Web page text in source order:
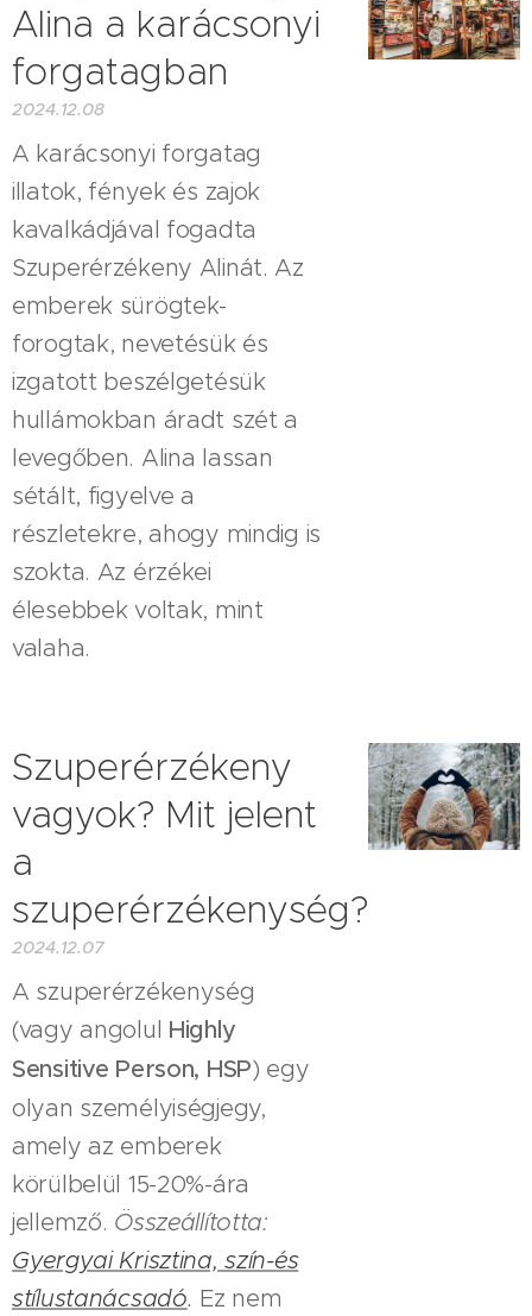
Alina a karácsonyi
forgatagban
2024.12.08
A karácsonyi forgatag
illatok, fények és zajok
kavalkádjával fogadta
Szuperérzékeny Alinát. Az
emberek sürögtek-
forogtak, nevetésük és
izgatott beszélgetésük
hullámokban áradt szét a
levegőben. Alina lassan
sétált, figyelve a
részletekre, ahogy mindig is
szokta. Az érzékei
élesebbek voltak, mint
valaha.
Szuperérzékeny
vagyok? Mit jelent
a
szuperérzékenység?
2024.12.07
A szuperérzékenység
(vagy angolul Highly
Sensitive Person, HSP) egy
olyan személyiségjegy,
amely az emberek
körülbelül 15-20%-ára
jellemző. Összeállította:
Gyergyai Krisztina, szín-és
stílustanácsadó. Ez nem